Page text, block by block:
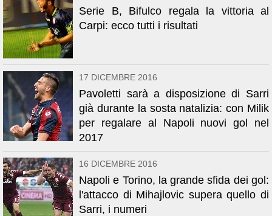
Serie B, Bifulco regala la vittoria al
Carpi: ecco tutti i risultati
17 DICEMBRE 2016
Pavoletti sarà a disposizione di Sarri
già durante la sosta natalizia: con Milik
per regalare al Napoli nuovi gol nel
2017
16 DICEMBRE 2016
Napoli e Torino, la grande sfida dei gol:
l'attacco di Mihajlovic supera quello di
Sarri, i numeri